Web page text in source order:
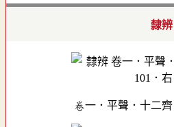
隸辨
卷一．平聲．十二